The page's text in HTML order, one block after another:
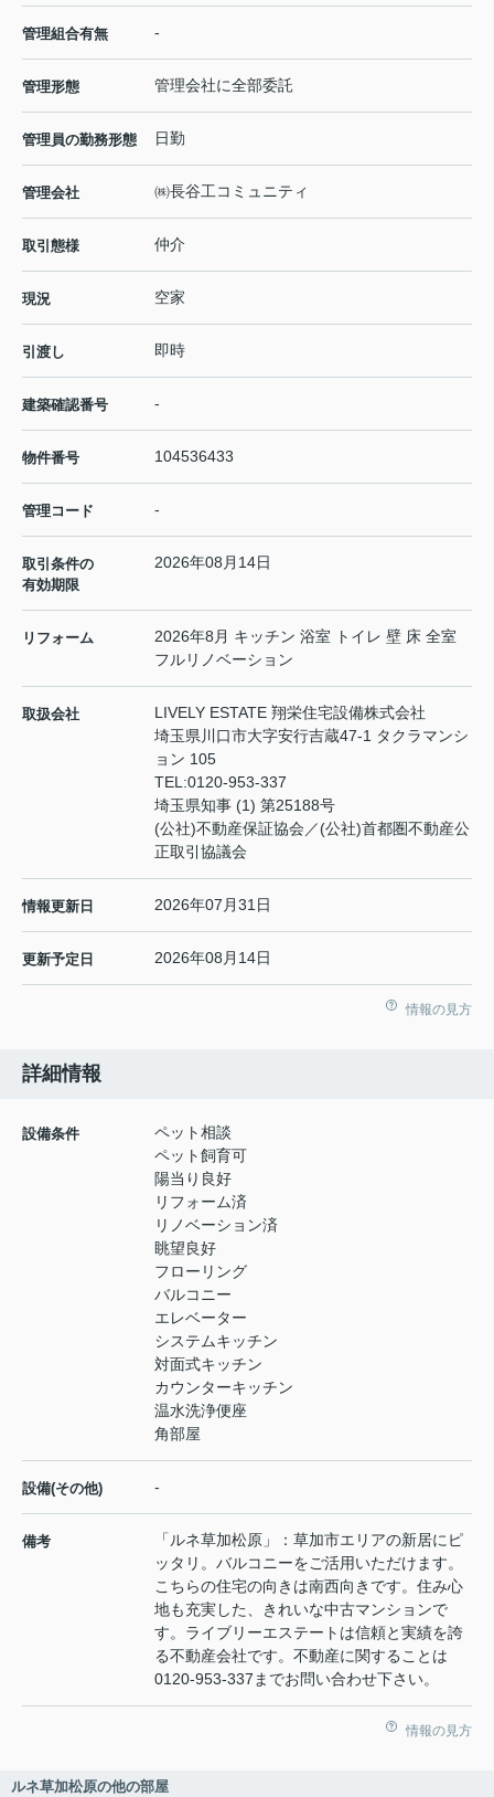
管理組合有無 -
管理形態 管理会社に全部委託
管理員の勤務形態 日勤
管理会社 ㈱長谷工コミュニティ
取引態様 仲介
現況 空家
引渡し 即時
建築確認番号 -
物件番号 104536433
管理コード -
取引条件の
有効期限
2026年08月14日
リフォーム
2026年8月 キッチン 浴室 トイレ 壁 床 全室
フルリノベーション
取扱会社
LIVELY ESTATE 翔栄住宅設備株式会社
埼玉県川口市大字安行吉蔵47-1 タクラマンシ
ョン 105
TEL:0120-953-337
埼玉県知事 (1) 第25188号
(公社)不動産保証協会／(公社)首都圏不動産公
正取引協議会
情報更新日 2026年07月31日
更新予定日 2026年08月14日
情報の見方
詳細情報
設備条件
ペット相談
ペット飼育可
陽当り良好
リフォーム済
リノベーション済
眺望良好
フローリング
バルコニー
エレベーター
システムキッチン
対面式キッチン
カウンターキッチン
温水洗浄便座
角部屋
設備(その他) -
備考
「ルネ草加松原」：草加市エリアの新居にピ
ッタリ。バルコニーをご活用いただけます。
こちらの住宅の向きは南西向きです。住み心
地も充実した、きれいな中古マンションで
す。ライブリーエステートは信頼と実績を誇
る不動産会社です。不動産に関することは
0120-953-337までお問い合わせ下さい。
情報の見方
ルネ草加松原の他の部屋